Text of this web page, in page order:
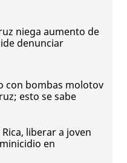
niega aumento de
denunciar
con bombas molotov
esto se sabe
liberar a joven
en